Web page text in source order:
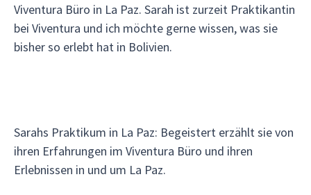
Viventura Büro in La Paz. Sarah ist zurzeit Praktikantin
bei Viventura und ich möchte gerne wissen, was sie
bisher so erlebt hat in Bolivien.
Sarahs Praktikum in La Paz: Begeistert erzählt sie von
ihren Erfahrungen im Viventura Büro und ihren
Erlebnissen in und um La Paz.